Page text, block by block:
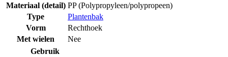
Materiaal (detail) PP (Polypropyleen/polypropeen)
Type
Plantenbak
Vorm
Rechthoek
Met wielen
Nee
Gebruik